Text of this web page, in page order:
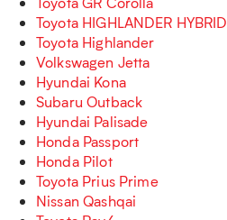
Toyota HIGHLANDER HYBRID
Toyota Highlander
Volkswagen Jetta
Hyundai Kona
Subaru Outback
Hyundai Palisade
Honda Passport
Honda Pilot
Toyota Prius Prime
Nissan Qashqai